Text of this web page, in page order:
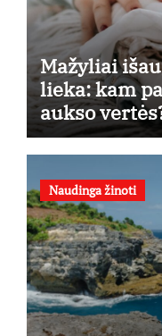
Mažyliai
lieka: kam
aukso
Naudinga žinoti